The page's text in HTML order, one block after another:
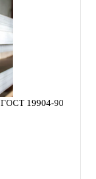
ГОСТ 19904-90